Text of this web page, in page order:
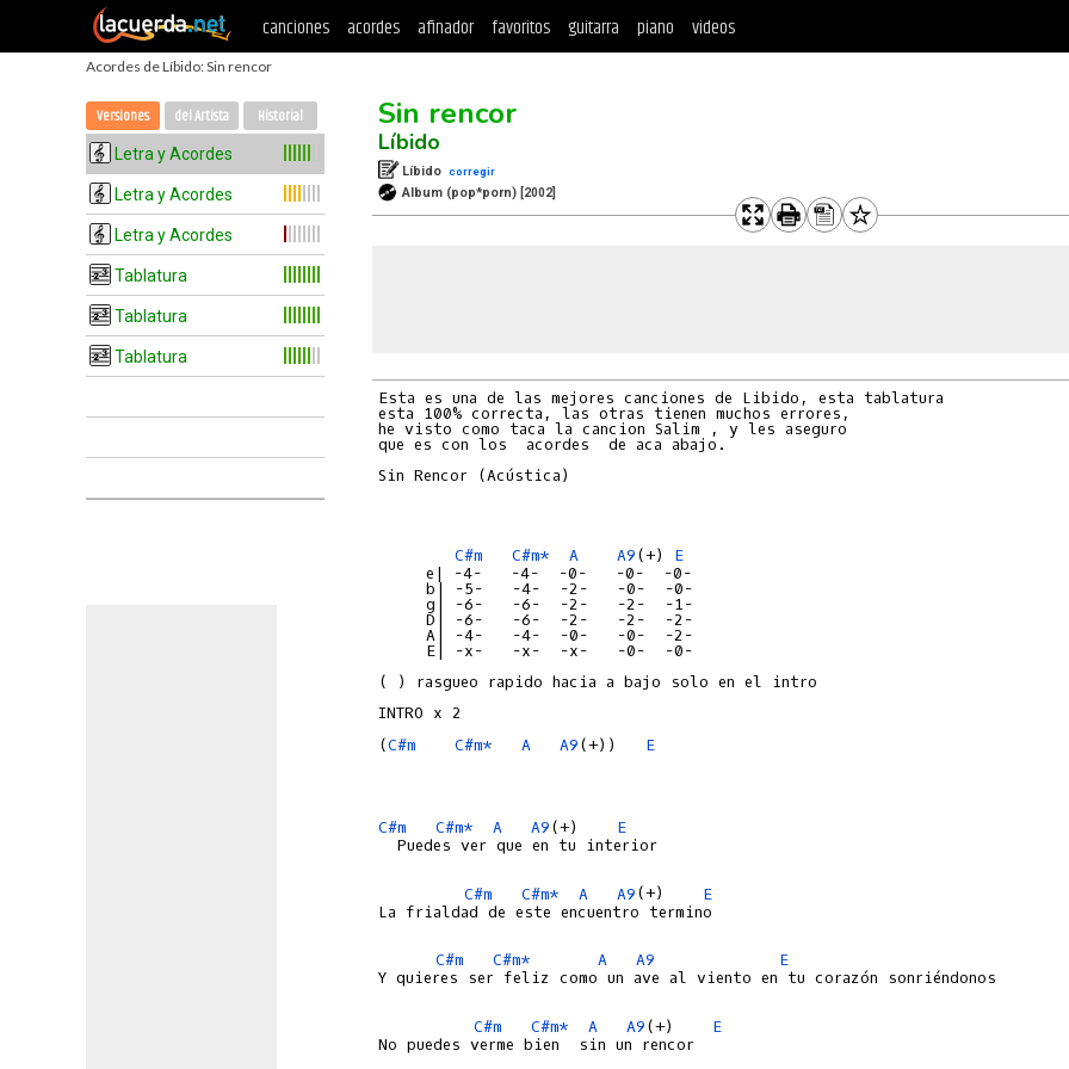
canciones acordes afinador favoritos guitarra piano videos
Acordes de Líbido: Sin rencor
Versiones del Artista Historial
Letra y Acordes
Letra y Acordes
Letra y Acordes
Tablatura
Tablatura
Tablatura
Sin rencor
Líbido
Líbido corregir
Album (pop*porn) [2002]
Esta es una de las mejores canciones de Libido, esta tablatura
esta 100% correcta, las otras tienen muchos errores,
he visto como taca la cancion Salim , y les aseguro
que es con los  acordes  de aca abajo.
Sin Rencor (Acústica)
C#m C#m* A A9(+) E
     e| -4-   -4-  -0-   -0-  -0-
     b| -5-   -4-  -2-   -0-  -0-
     g| -6-   -6-  -2-   -2-  -1-
     D| -6-   -6-  -2-   -2-  -2-
     A| -4-   -4-  -0-   -0-  -2-
     E| -x-   -x-  -x-   -0-  -0-
( ) rasgueo rapido hacia a bajo solo en el intro
(C#m C#m* A A9(+)) E
C#m C#m* A A9(+) E
  Puedes ver que en tu interior
C#m C#m* A A9(+) E
La frialdad de este encuentro termino
C#m C#m* A A9
E
Y quieres ser feliz como un ave al viento en tu corazón sonriéndonos
C#m C#m* A A9(+) E
No puedes verme bien  sin un rencor